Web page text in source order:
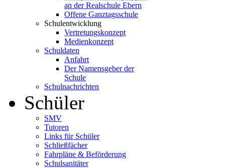
an der Realschule Ebern
Offene Ganztagsschule
Schulentwicklung
Vertretungskonzept
Medienkonzept
Schuldaten
Anfahrt
Der Namensgeber der
Schule
Schulnachrichten
Schüler
SMV
Tutoren
Links für Schüler
Schließfächer
Fahrpläne & Beförderung
Schulsanitäter